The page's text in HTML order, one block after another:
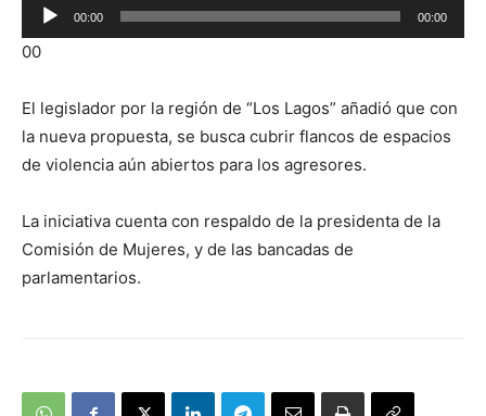
Reproductor
de
audio
00:00 00:00
00
El legislador por la región de “Los Lagos” añadió que con
la nueva propuesta, se busca cubrir flancos de espacios
de violencia aún abiertos para los agresores.
La iniciativa cuenta con respaldo de la presidenta de la
Comisión de Mujeres, y de las bancadas de
parlamentarios.